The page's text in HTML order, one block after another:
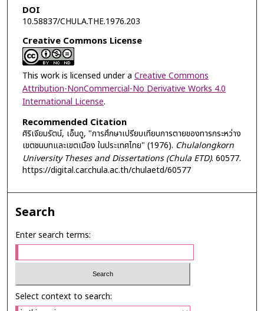
DOI
10.58837/CHULA.THE.1976.203
Creative Commons License
This work is licensed under a Creative Commons
Attribution-NonCommercial-No Derivative Works 4.0
International License.
Recommended Citation
ศิริเจียมรัตน์, เอ็นดู, "การศึกษาเปรียบเทียบการตายของทารกระหว่าง
เขตชนบทและเขตเมือง ในประเทศไทย" (1976). Chulalongkorn
University Theses and Dissertations (Chula ETD). 60577.
https://digital.car.chula.ac.th/chulaetd/60577
Search
Enter search terms:
Select context to search: